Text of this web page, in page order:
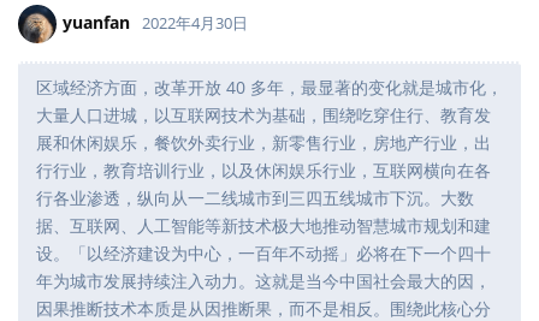
yuanfan 2022年4月30日
区域经济方面，改革开放 40 多年，最显著的变化就是城市化，
大量人口进城，以互联网技术为基础，围绕吃穿住行、教育发
展和休闲娱乐，餐饮外卖行业，新零售行业，房地产行业，出
行行业，教育培训行业，以及休闲娱乐行业，互联网横向在各
行各业渗透，纵向从一二线城市到三四五线城市下沉。大数
据、互联网、人工智能等新技术极大地推动智慧城市规划和建
设。「以经济建设为中心，一百年不动摇」必将在下一个四十
年为城市发展持续注入动力。这就是当今中国社会最大的因，
因果推断技术本质是从因推断果，而不是相反。围绕此核心分